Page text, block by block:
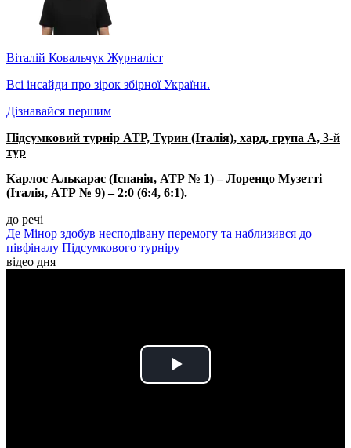
Віталій Ковальчук Журналіст
Всі інсайди про зірок збірної України.
Дізнавайся першим
Підсумковий турнір АТР, Турин (Італія), хард, група А, 3-й
тур
Карлос Алькарас (Іспанія, АТР № 1) – Лоренцо Музетті
(Італія, АТР № 9) – 2:0 (6:4, 6:1).
до речі
Де Мінор здобув несподівану перемогу та наблизився до
півфіналу Підсумкового турніру
відео дня
Play